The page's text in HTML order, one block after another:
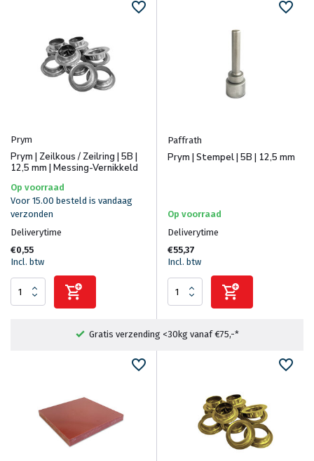
Prym
Prym | Zeilkous / Zeilring | 5B |
12,5 mm | Messing-Vernikkeld
Op voorraad
Voor 15.00 besteld is vandaag
verzonden
Deliverytime
€0,55
Incl. btw
Paffrath
Prym | Stempel | 5B | 12,5 mm
Op voorraad
Deliverytime
€55,37
Incl. btw
Gratis verzending <30kg vanaf €75,-*